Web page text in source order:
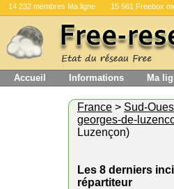
14 232 membres Ma ligne 15 561 Freebox
Accueil Informations Ma
France > Sud-
georges-de-
Luzençon)
Les 8 derniers
répartiteur